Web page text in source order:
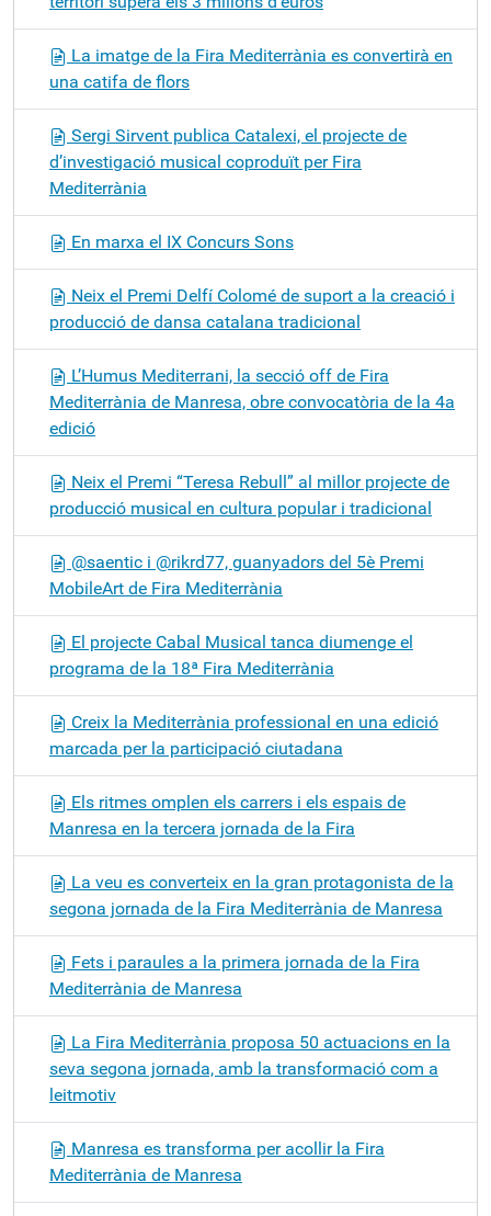
La imatge de la Fira Mediterrània es convertirà en
una catifa de flors
Sergi Sirvent publica Catalexi, el projecte de
d’investigació musical coproduït per Fira
Mediterrània
En marxa el IX Concurs Sons
Neix el Premi Delfí Colomé de suport a la creació i
producció de dansa catalana tradicional
L’Humus Mediterrani, la secció off de Fira
Mediterrània de Manresa, obre convocatòria de la 4a
edició
Neix el Premi “Teresa Rebull” al millor projecte de
producció musical en cultura popular i tradicional
@saentic i @rikrd77, guanyadors del 5è Premi
MobileArt de Fira Mediterrània
El projecte Cabal Musical tanca diumenge el
programa de la 18ª Fira Mediterrània
Creix la Mediterrània professional en una edició
marcada per la participació ciutadana
Els ritmes omplen els carrers i els espais de
Manresa en la tercera jornada de la Fira
La veu es converteix en la gran protagonista de la
segona jornada de la Fira Mediterrània de Manresa
Fets i paraules a la primera jornada de la Fira
Mediterrània de Manresa
La Fira Mediterrània proposa 50 actuacions en la
seva segona jornada, amb la transformació com a
leitmotiv
Manresa es transforma per acollir la Fira
Mediterrània de Manresa